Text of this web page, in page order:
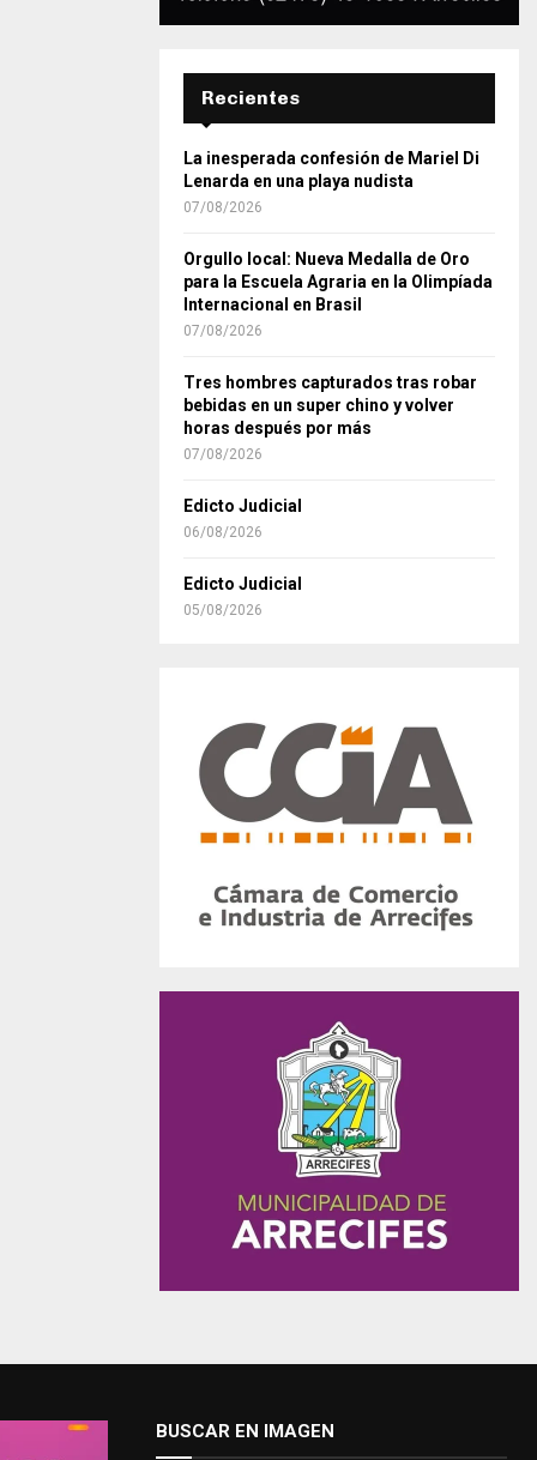
Recientes
La inesperada confesión de Mariel Di
Lenarda en una playa nudista
07/08/2026
Orgullo local: Nueva Medalla de Oro
para la Escuela Agraria en la Olimpíada
Internacional en Brasil
07/08/2026
Tres hombres capturados tras robar
bebidas en un super chino y volver
horas después por más
07/08/2026
Edicto Judicial
06/08/2026
Edicto Judicial
05/08/2026
BUSCAR EN IMAGEN